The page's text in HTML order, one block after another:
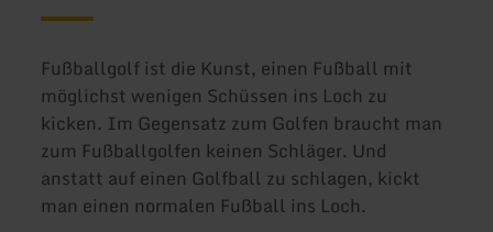
Fußballgolf ist die Kunst, einen Fußball mit
möglichst wenigen Schüssen ins Loch zu
kicken. Im Gegensatz zum Golfen braucht man
zum Fußballgolfen keinen Schläger. Und
anstatt auf einen Golfball zu schlagen, kickt
man einen normalen Fußball ins Loch.